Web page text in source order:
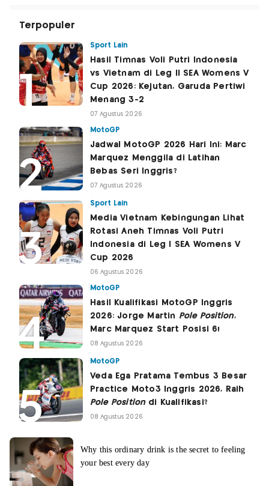
Terpopuler
Sport Lain
Hasil Timnas Voli Putri Indonesia
vs Vietnam di Leg II SEA Womens V
Cup 2026: Kejutan, Garuda Pertiwi
Menang 3-2
07 Agustus 2026
MotoGP
Jadwal MotoGP 2026 Hari Ini: Marc
Marquez Menggila di Latihan
Bebas Seri Inggris?
07 Agustus 2026
Sport Lain
Media Vietnam Kebingungan Lihat
Rotasi Aneh Timnas Voli Putri
Indonesia di Leg I SEA Womens V
Cup 2026
06 Agustus 2026
MotoGP
Hasil Kualifikasi MotoGP Inggris
2026: Jorge Martin Pole Position,
Marc Marquez Start Posisi 6!
08 Agustus 2026
MotoGP
Veda Ega Pratama Tembus 3 Besar
Practice Moto3 Inggris 2026, Raih
Pole Positiondi Kualifikasi?
08 Agustus 2026